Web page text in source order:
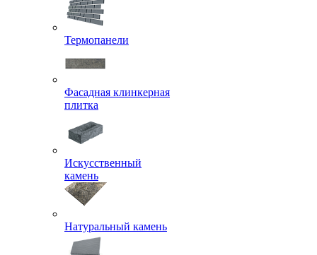
Термопанели
Фасадная клинкерная
плитка
Искусственный
камень
Натуральный камень